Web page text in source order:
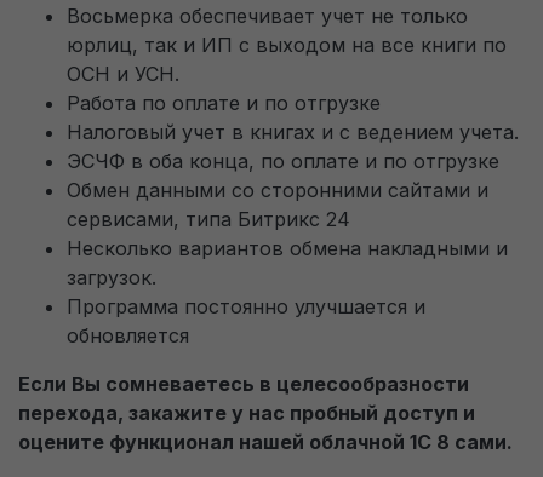
Восьмерка обеспечивает учет не только
юрлиц, так и ИП с выходом на все книги по
ОСН и УСН.
Работа по оплате и по отгрузке
Налоговый учет в книгах и с ведением учета.
ЭСЧФ в оба конца, по оплате и по отгрузке
Обмен данными со сторонними сайтами и
сервисами, типа Битрикс 24
Несколько вариантов обмена накладными и
загрузок.
Программа постоянно улучшается и
обновляется
Если Вы сомневаетесь в целесообразности
перехода, закажите у нас пробный доступ и
оцените функционал нашей облачной 1С 8 сами.